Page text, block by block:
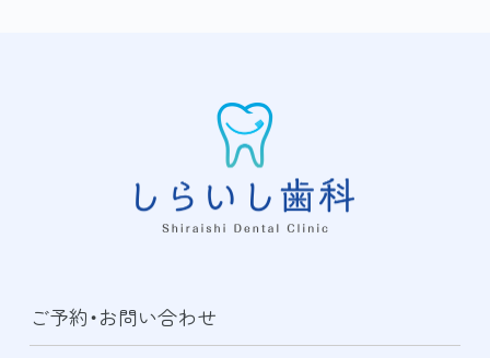
ご予約・お問い合わせ